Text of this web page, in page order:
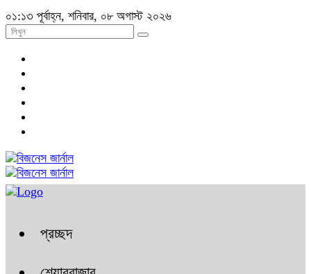
০১:১৩ পূর্বাহ্ন, শনিবার, ০৮ অগাস্ট ২০২৬
প্রচ্ছদ